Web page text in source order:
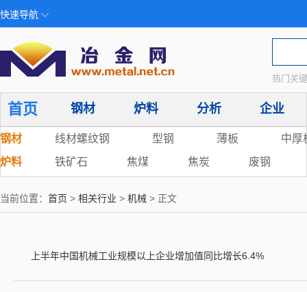
快速导航
热门关
首页 钢材 炉料 分析 企业
钢材 线材螺纹钢 型钢 薄板
中厚
炉料
铁矿石 焦煤 焦炭 废钢
当前位置： 首页 > 相关行业 > 机械 > 正文
上半年中国机械工业规模以上企业增加值同比增长6.4%